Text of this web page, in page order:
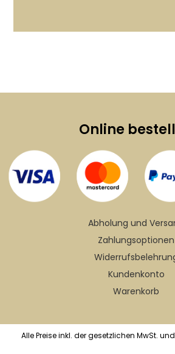
Online
Abholung und
Zahlungsoptionen
Kundenkonto
Warenkorb
Alle Preise inkl. der gesetzlichen MwSt.